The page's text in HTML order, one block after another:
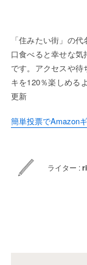
「住みたい街」の
口食べると幸せな
です。アクセスや待
キを120％楽しめる
更新
簡単投票でAmazon
ライター :